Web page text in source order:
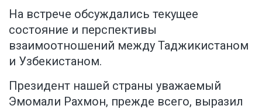
На встрече обсуждались текущее
состояние и перспективы
взаимоотношений между Таджикистаном
и Узбекистаном.
Президент нашей страны уважаемый
Эмомали Рахмон, прежде всего, выразил